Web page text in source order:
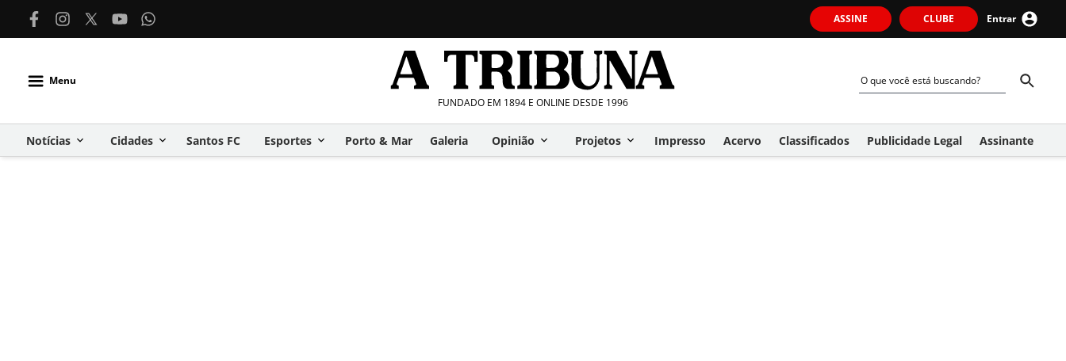
ASSINE CLUBE Entrar
Menu
FUNDADO EM 1894 E ONLINE DESDE 1996
Notícias Cidades Santos FC Esportes Porto & Mar Galeria Opinião Projetos Impresso Acervo Classificados Publicidade Legal Assinante